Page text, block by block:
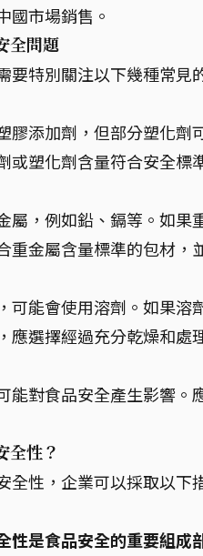
國市場銷售。
全問題
要特別關注以下幾種常見
膠添加劑，但部分塑化
或塑化劑含量符合安全標
屬，例如鉛、鎘等。如
重金屬含量標準的包材，
可能會使用溶劑。如果
應選擇經過充分乾燥和處
能對食品安全產生影響
全性？
全性，企業可以採取以下
性是食品安全的重要組